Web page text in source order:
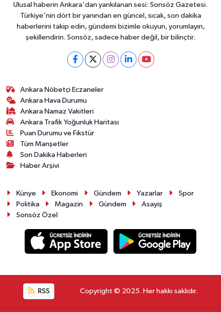
Ulusal haberin Ankara'dan yankılanan sesi: Sonsöz Gazetesi.
Türkiye'nin dört bir yanından en güncel, sıcak, son dakika
haberlerini takip edin, gündemi bizimle okuyun, yorumlayın,
şekillendirin. Sonsöz, sadece haber değil, bir bilinçtir.
Ankara Nöbetçi Eczaneler
Ankara Hava Durumu
Ankara Namaz Vakitleri
Ankara Trafik Yoğunluk Haritası
Puan Durumu ve Fikstür
Tüm Manşetler
Son Dakika Haberleri
Haber Arşivi
Künye Ekonomi Gündem Yazarlar
Spor
Politika
Magazin Gündem
Asayiş
Sonsöz Özel
RSS Copyright © 2025. Her hakkı saklıdır.